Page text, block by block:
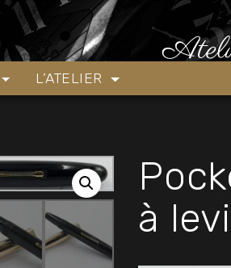
L’ATELIER
Stylos plume Pocket vest WATERMAN
à